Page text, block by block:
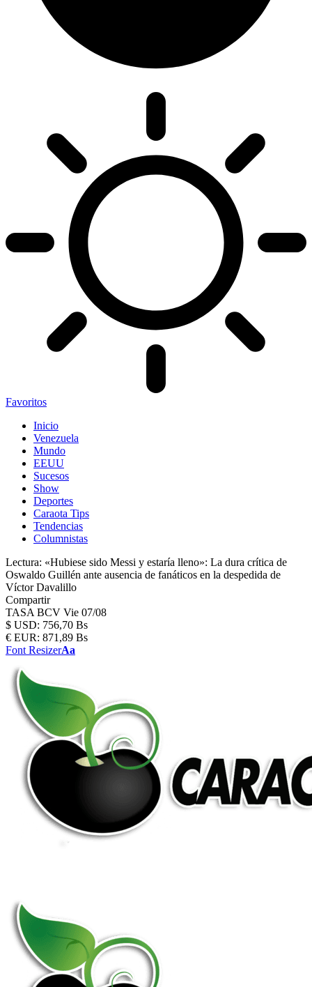
Favoritos
Inicio
Venezuela
Mundo
EEUU
Sucesos
Show
Deportes
Caraota Tips
Tendencias
Columnistas
Lectura: «Hubiese sido Messi y estaría lleno»: La dura crítica de
Oswaldo Guillén ante ausencia de fanáticos en la despedida de
Víctor Davalillo
Compartir
TASA BCV Vie 07/08
$ USD: 756,70 Bs
€ EUR: 871,89 Bs
Font ResizerAa